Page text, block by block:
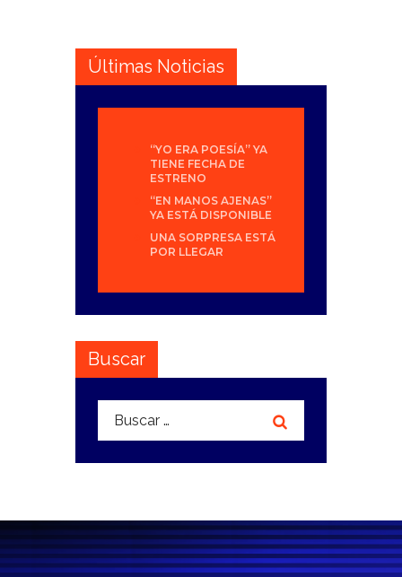
Últimas Noticias
“YO ERA POESÍA” YA
TIENE FECHA DE
ESTRENO
“EN MANOS AJENAS”
YA ESTÁ DISPONIBLE
UNA SORPRESA ESTÁ
POR LLEGAR
Buscar
Buscar: